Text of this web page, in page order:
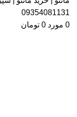
0 مورد 0 تومان